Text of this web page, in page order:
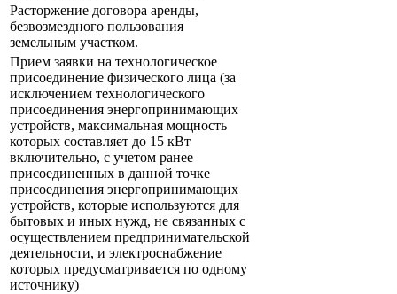
Расторжение договора аренды,
безвозмездного пользования
земельным участком.
Прием заявки на технологическое
присоединение физического лица (за
исключением технологического
присоединения энергопринимающих
устройств, максимальная мощность
которых составляет до 15 кВт
включительно, с учетом ранее
присоединенных в данной точке
присоединения энергопринимающих
устройств, которые используются для
бытовых и иных нужд, не связанных с
осуществлением предпринимательской
деятельности, и электроснабжение
которых предусматривается по одному
источнику)